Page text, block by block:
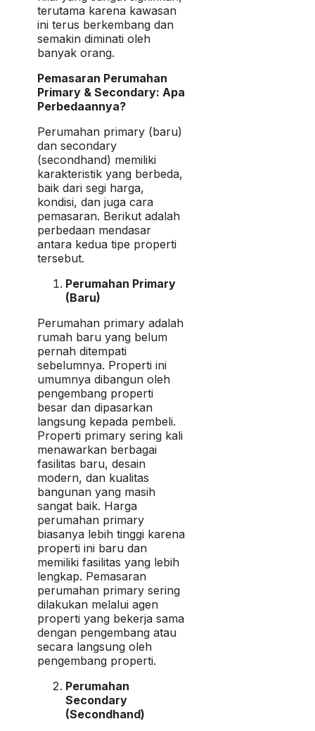
terutama karena kawasan
ini terus berkembang dan
semakin diminati oleh
banyak orang.
Pemasaran Perumahan
Primary & Secondary: Apa
Perbedaannya?
Perumahan primary (baru)
dan secondary
(secondhand) memiliki
karakteristik yang berbeda,
baik dari segi harga,
kondisi, dan juga cara
pemasaran. Berikut adalah
perbedaan mendasar
antara kedua tipe properti
tersebut.
Perumahan Primary
(Baru)
Perumahan primary adalah
rumah baru yang belum
pernah ditempati
sebelumnya. Properti ini
umumnya dibangun oleh
pengembang properti
besar dan dipasarkan
langsung kepada pembeli.
Properti primary sering kali
menawarkan berbagai
fasilitas baru, desain
modern, dan kualitas
bangunan yang masih
sangat baik. Harga
perumahan primary
biasanya lebih tinggi karena
properti ini baru dan
memiliki fasilitas yang lebih
lengkap. Pemasaran
perumahan primary sering
dilakukan melalui agen
properti yang bekerja sama
dengan pengembang atau
secara langsung oleh
pengembang properti.
Perumahan
Secondary
(Secondhand)